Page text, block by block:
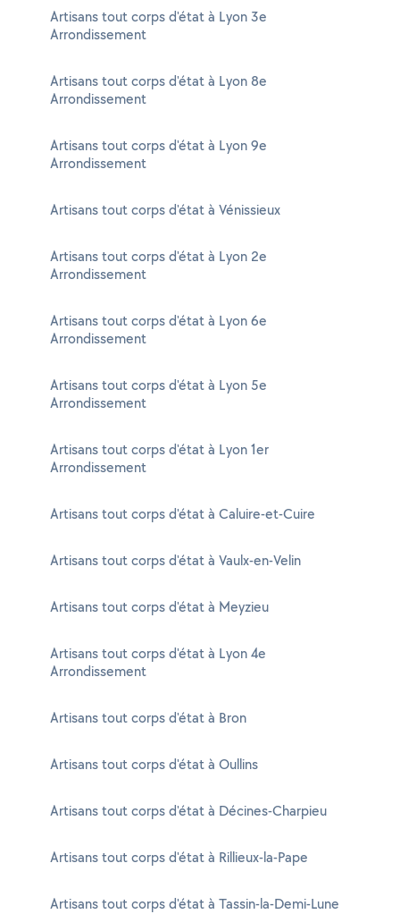
Artisans tout corps d'état à Lyon 3e
Arrondissement
Artisans tout corps d'état à Lyon 8e
Arrondissement
Artisans tout corps d'état à Lyon 9e
Arrondissement
Artisans tout corps d'état à Vénissieux
Artisans tout corps d'état à Lyon 2e
Arrondissement
Artisans tout corps d'état à Lyon 6e
Arrondissement
Artisans tout corps d'état à Lyon 5e
Arrondissement
Artisans tout corps d'état à Lyon 1er
Arrondissement
Artisans tout corps d'état à Caluire-et-Cuire
Artisans tout corps d'état à Vaulx-en-Velin
Artisans tout corps d'état à Meyzieu
Artisans tout corps d'état à Lyon 4e
Arrondissement
Artisans tout corps d'état à Bron
Artisans tout corps d'état à Oullins
Artisans tout corps d'état à Décines-Charpieu
Artisans tout corps d'état à Rillieux-la-Pape
Artisans tout corps d'état à Tassin-la-Demi-Lune